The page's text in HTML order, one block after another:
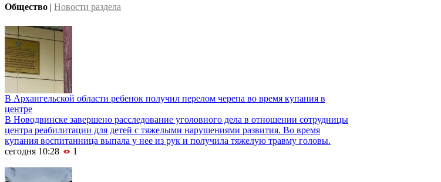
Общество | Новости раздела
В Архангельской области ребенок получил перелом черепа во время купания в
центре
В Новодвинске завершено расследование уголовного дела в отношении сотрудницы
центра реабилитации для детей с тяжелыми нарушениями развития. Во время
купания воспитанница выпала у нее из рук и получила тяжелую травму головы.
сегодня 10:28
1